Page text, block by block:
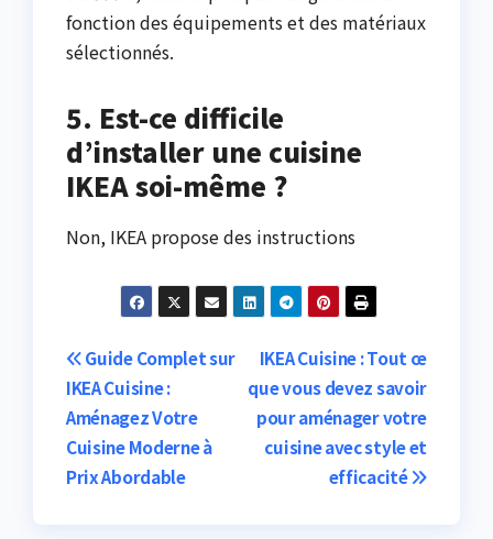
fonction des équipements et des matériaux
sélectionnés.
5. Est-ce difficile
d’installer une cuisine
IKEA soi-même ?
Non, IKEA propose des instructions
Post
navigation
IKEA Cuisine : Tout ce
que vous devez savoir
pour aménager votre
cuisine avec style et
efficacité
Guide Complet sur
IKEA Cuisine :
Aménagez Votre
Cuisine Moderne à
Prix Abordable